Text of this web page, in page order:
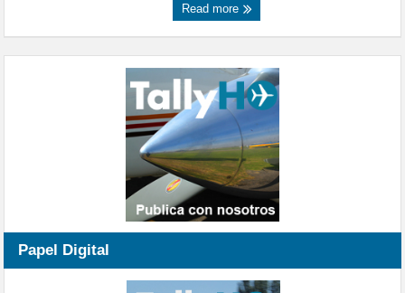
Read more
Papel Digital